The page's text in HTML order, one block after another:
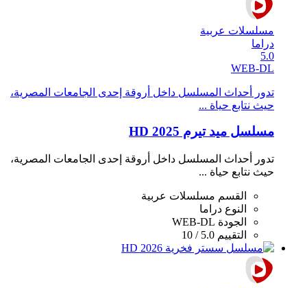
مسلسلات عربية
دراما
5.0
WEB-DL
تدور أحداث المسلسل داخل أروقة إحدى الجامعات المصرية،
حيث نتابع حياة ...
مسلسل ميد تيرم 2025 HD
تدور أحداث المسلسل داخل أروقة إحدى الجامعات المصرية،
حيث نتابع حياة ...
القسم مسلسلات عربية
النوع دراما
الجودة WEB-DL
التقييم 5.0 / 10